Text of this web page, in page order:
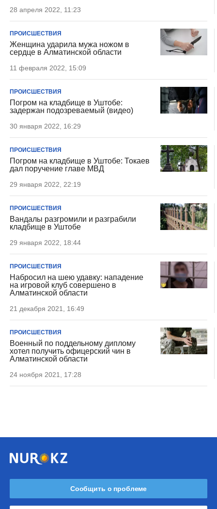
28 апреля 2022, 11:23
ПРОИСШЕСТВИЯ
Женщина ударила мужа ножом в
сердце в Алматинской области
11 февраля 2022, 15:09
ПРОИСШЕСТВИЯ
Погром на кладбище в Уштобе:
задержан подозреваемый (видео)
30 января 2022, 16:29
ПРОИСШЕСТВИЯ
Погром на кладбище в Уштобе: Токаев
дал поручение главе МВД
29 января 2022, 22:19
ПРОИСШЕСТВИЯ
Вандалы разгромили и разграбили
кладбище в Уштобе
29 января 2022, 18:44
ПРОИСШЕСТВИЯ
Набросил на шею удавку: нападение
на игровой клуб совершено в
Алматинской области
21 декабря 2021, 16:49
ПРОИСШЕСТВИЯ
Военный по поддельному диплому
хотел получить офицерский чин в
Алматинской области
24 ноября 2021, 17:28
Сообщить о проблеме